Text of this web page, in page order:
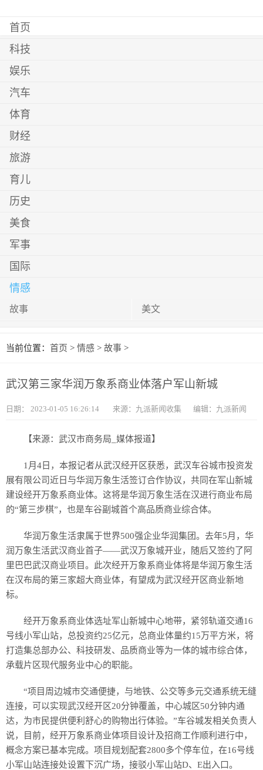
首页
科技
娱乐
汽车
体育
财经
旅游
育儿
历史
美食
军事
国际
情感
故事 美文
当前位置： 首页 > 情感 > 故事 >
武汉第三家华润万象系商业体落户军山新城
日期： 2023-01-05 16:26:14 来源：九派新闻收集 编辑：九派新闻
【来源：武汉市商务局_媒体报道】
1月4日，本报记者从武汉经开区获悉，武汉车谷城市投资发
展有限公司近日与华润万象生活签订合作协议，共同在军山新城
建设经开万象系商业体。这将是华润万象生活在汉进行商业布局
的“第三步棋”，也是车谷副城首个高品质商业综合体。
华润万象生活隶属于世界500强企业华润集团。去年5月，华
润万象生活武汉商业首子——武汉万象城开业，随后又签约了阿
里巴巴武汉商业项目。此次经开万象系商业体将是华润万象生活
在汉布局的第三家超大商业体，有望成为武汉经开区商业新地
标。
经开万象系商业体选址军山新城中心地带，紧邻轨道交通16
号线小军山站，总投资约25亿元，总商业体量约15万平方米，将
打造集总部办公、科技研发、品质商业等为一体的城市综合体，
承载片区现代服务业中心的职能。
“项目周边城市交通便捷，与地铁、公交等多元交通系统无缝
连接，可以实现武汉经开区20分钟覆盖，中心城区50分钟内通
达，为市民提供便利舒心的购物出行体验。”车谷城发相关负责人
说，目前，经开万象系商业体项目设计及招商工作顺利进行中，
概念方案已基本完成。项目规划配套2800多个停车位，在16号线
小军山站连接处设置下沉广场，接驳小军山站D、E出入口。